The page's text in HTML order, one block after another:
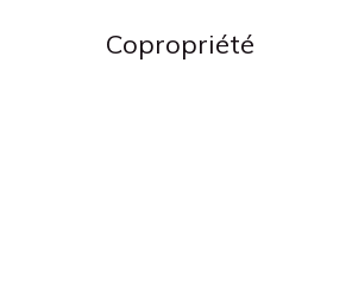
Copropriété